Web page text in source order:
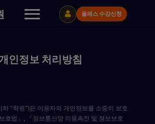
올패스 수강신청
인정보 처리방침
“학원”)은 이용자의 개인정보를 소중히 보호
호법」, 「정보통신망 이용촉진 및 정보보호